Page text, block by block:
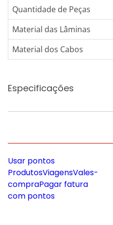
Quantidade de Peças
Material das Lâminas
Material dos Cabos
Especificações
Usar pontos
ProdutosViagensVales-
compraPagar fatura
com pontos